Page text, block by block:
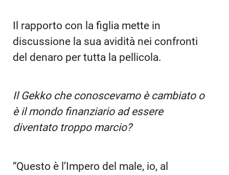
Il rapporto con la figlia mette in
discussione la sua avidità nei confronti
del denaro per tutta la pellicola.
Il Gekko che conoscevamo è cambiato o
è il mondo finanziario ad essere
diventato troppo marcio?
“Questo è l’Impero del male, io, al